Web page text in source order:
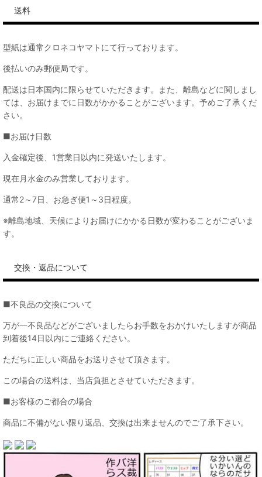
送料
型紙は通常クロネコヤマトにて行っております。
後払いのみ郵便局です。
配送は日本国内に限らせていただきます。また、離島などに関しまし
ては、お届けまでに日数がかかることがございます。予めご了承くだ
さい。
■お届け日数
入金確定後、1営業日以内に発送いたします。
現在月水金のみ営業しております。
通常2～7日、お急ぎ便1～3日程度。
※離島地域、天候によりお届けにかかる日数が変わることがございま
す。
交換・返品について
■不良品の交換について
万が一不良品などがございましたらお手数をおかけいたしますが商品
到着後14日以内にご連絡ください。
ただちに正しい商品をお送りさせて頂きます。
この場合の送料は、当店負担とさせていただきます。
■お客様のご都合の場合
商品に不備がない限り返品、交換は出来ませんのでご了承下さい。